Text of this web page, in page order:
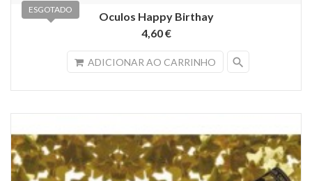
Oculos Happy Birthay
4,60 €
ADICIONAR AO CARRINHO search
ESGOTADO